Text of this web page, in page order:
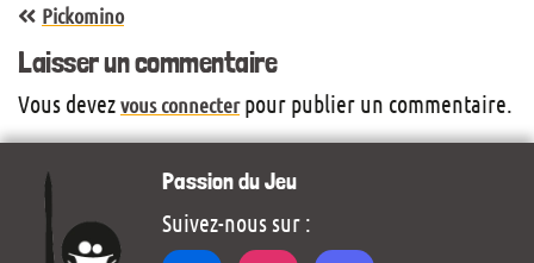
Pickomino
Laisser un commentaire
Vous devezvous connecterpour publier un commentaire.
Passion du Jeu
Suivez-nous sur :